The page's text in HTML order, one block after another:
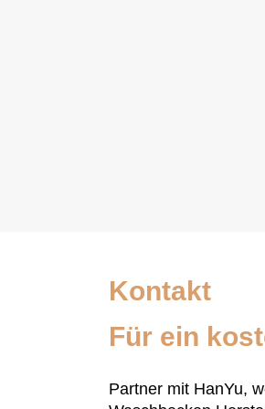
Kontakt
Für ein
Partner mit HanYu,